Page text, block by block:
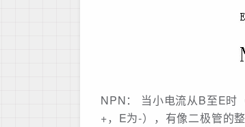
NPN： 当小电流从B至E时
+，E为-），有像二极管的整